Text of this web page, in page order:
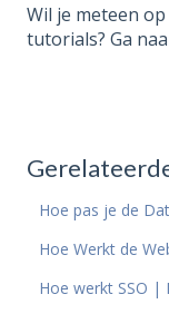
Wil je meteen
tutorials? Ga
Hoe pas je de
Hoe Werkt de
Hoe werkt SSO |